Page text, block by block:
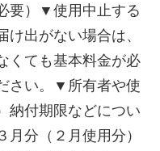
要）▼使用中止する
出がない場合は、
くても基本料金が必
さい。▼所有者や使
納付期限などについ
分（２月使用分）